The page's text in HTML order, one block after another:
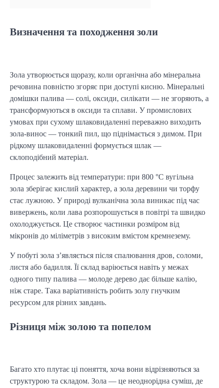
Визначення та походження золи
Зола утворюється щоразу, коли органічна або мінеральна
речовина повністю згоряє при доступі кисню. Мінеральні
домішки палива — солі, оксиди, силікати — не згоряють, а
трансформуються в оксиди та сплави. У промислових
умовах при сухому шлаковидаленні переважно виходить
зола-винос — тонкий пил, що піднімається з димом. При
рідкому шлаковидаленні формується шлак —
склоподібний матеріал.
Процес залежить від температури: при 800 °C вугільна
зола зберігає кислий характер, а зола деревини чи торфу
стає лужною. У природі вулканічна зола виникає під час
вивержень, коли лава розпорошується в повітрі та швидко
охолоджується. Це створює частинки розміром від
мікронів до міліметрів з високим вмістом кремнезему.
У побуті зола з’являється після спалювання дров, соломи,
листя або бадилля. Її склад варіюється навіть у межах
одного типу палива — молоде дерево дає більше калію,
ніж старе. Така варіативність робить золу гнучким
ресурсом для різних завдань.
Різниця між золою та попелом
Багато хто плутає ці поняття, хоча вони відрізняються за
структурою та складом. Зола — це неоднорідна суміш, де